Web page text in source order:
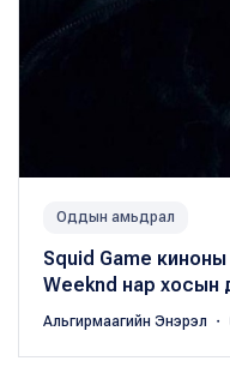
Оддын амьдрал
Squid Game
Weeknd нар хосын
Альгирмаагийн Энэрэл